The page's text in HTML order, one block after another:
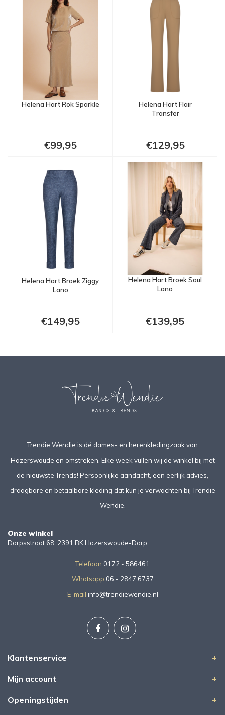
Helena Hart Rok Sparkle
€99,95
Helena Hart Flair
Transfer
€129,95
Helena Hart Broek Ziggy
Lano
€149,95
Helena Hart Broek Soul
Lano
€139,95
Trendie Wendie is dé dames- en herenkledingzaak van
Hazerswoude en omstreken. Elke week vullen wij de winkel bij met
de nieuwste Trends! Persoonlijke aandacht, een eerlijk advies,
draagbare en betaalbare kleding dat kun je verwachten bij Trendie
Wendie.
Onze winkel
Dorpsstraat 68, 2391 BK Hazerswoude-Dorp
Telefoon 0172 - 586461
Whatsapp 06 - 2847 6737
E-mail info@trendiewendie.nl
Klantenservice
Mijn account
Openingstijden